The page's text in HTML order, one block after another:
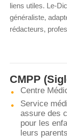
liens utiles. Le-
généraliste,
rédacteurs,
CMPP
Centre
Service
assure des
pour les
leurs